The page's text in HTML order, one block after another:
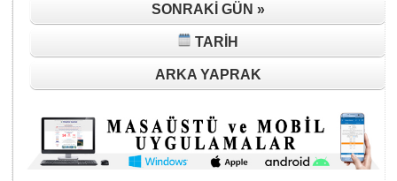
SONRAKI GÜN »
TARIH
ARKA YAPRAK